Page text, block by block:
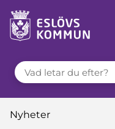
till innehåll
VAD LETAR DU EFTER?
Du är här:
Nyheter